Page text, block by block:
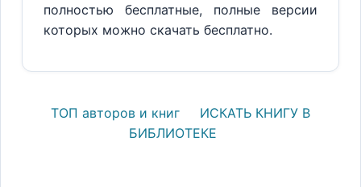
полностью бесплатные, полные версии
которых можно скачать бесплатно.
ТОП авторов и книг
ИСКАТЬ КНИГУ В
БИБЛИОТЕКЕ